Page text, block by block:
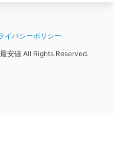
イバシーポリシー
安値 All Rights Reserved.